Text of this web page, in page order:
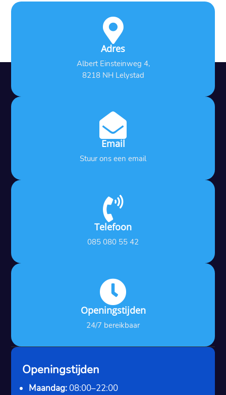

Adres
Albert Einsteinweg 4,
8218 NH Lelystad

Email
Stuur ons een email

Telefoon
085 080 55 42

Openingstijden
24/7 bereikbaar
Openingstijden
Maandag: 08:00–22:00